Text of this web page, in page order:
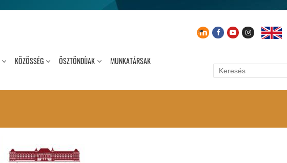
KÖZÖSSÉG ÖSZTÖNDÍJAK
MUNKATÁRSAK
Keresése: